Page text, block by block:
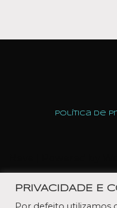
Política de
PRIVACIDADE E